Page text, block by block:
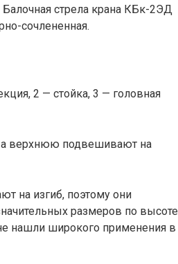
стрела крана КБк-2ЭД
сочлененная.
2 — стойка, 3 — головная
верхнюю подвешивают на
на изгиб, поэтому они
размеров по высоте
нашли широкого применения в